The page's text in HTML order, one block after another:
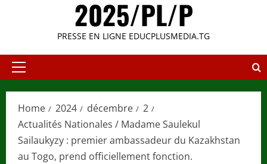
2025/PL/P
PRESSE EN LIGNE EDUCPLUSMEDIA.TG
Primary
Home 2024 décembre
2
Actualités Nationales / Madame Saulekul
Sailaukyzy : premier ambassadeur du Kazakhstan
au Togo, prend officiellement fonction.